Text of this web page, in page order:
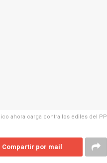
ahora carga contra los ediles del PP
Compartir por mail